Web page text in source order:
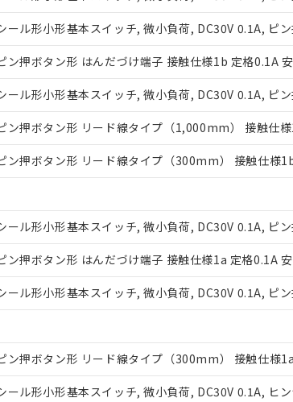
ール形小形基本スイッチ, 微小負荷, DC30V 0.1A, ピ
ン押ボタン形 はんだづけ端子 接触仕様1b 定格0.1A
ール形小形基本スイッチ, 微小負荷, DC30V 0.1A, ピ
ン押ボタン形 リード線タイプ（1,000mm） 接触仕
ン押ボタン形 リード線タイプ（300mm） 接触仕様
ール形小形基本スイッチ, 微小負荷, DC30V 0.1A, ピ
ン押ボタン形 はんだづけ端子 接触仕様1a 定格0.1A
ール形小形基本スイッチ, 微小負荷, DC30V 0.1A, ピ
ン押ボタン形 リード線タイプ（300mm） 接触仕様
ール形小形基本スイッチ, 微小負荷, DC30V 0.1A, ヒ
記
号
説明
△ 一定数には満たないが在庫あり
－
在庫なし(最新の在庫状況について
機器販売店・当社販売員にご確認
ご利用条件
以下の条件をお読みいただき、同意のうえご
本サービスは、当社制御機器事業取扱
くものです。
当社制御機器事業取扱商品の中には
在庫状況および標準価格照会結果は、
のであり、閲覧された時点での実際の
正式な納期状況および標準価格はお客
当社販売員にご相談ください。
オムロン制御機器販売店や当社販売拠
在庫状況および標準価格結果を当社の
す。
マイパーツ機能（部品リスト作成サー
ている必要があります。
が、当社の製品・サービスに関するお
さい。
※当社の共同利用者とは、"個人情報の
いる法人を指します。